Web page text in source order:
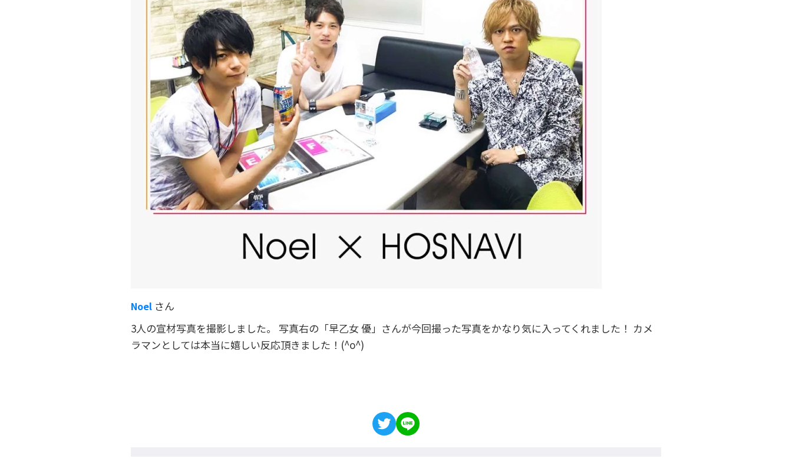
Noel さん
3人の宣材写真を撮影しました。 写真右の「早乙女 優」さんが今回撮った写真をかなり気に入ってくれました！ カメ
ラマンとしては本当に嬉しい反応頂きました！(^o^)